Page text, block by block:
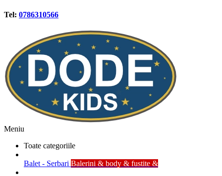
Tel: 0786310566
Meniu
Toate categoriile
Balet - Serbari Balerini & body & fustite &